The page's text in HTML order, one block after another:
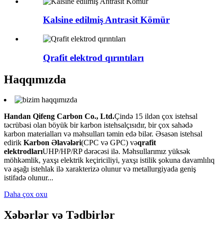
Kalsine edilmiş Antrasit Kömür
Qrafit elektrod qırıntıları
Haqqımızda
Handan Qifeng Carbon Co., Ltd.Çində 15 ildən çox istehsal
təcrübəsi olan böyük bir karbon istehsalçısıdır, bir çox sahədə
karbon materialları və məhsulları təmin edə bilər. Əsasən istehsal
edirik Karbon Əlavələri(CPC və GPC) vəqrafit
elektrodlarıUHP/HP/RP dərəcəsi ilə. Məhsullarımız yüksək
möhkəmlik, yaxşı elektrik keçiriciliyi, yaxşı istilik şokuna davamlılıq
və aşağı istehlak ilə xarakterizə olunur və metallurgiyada geniş
istifadə olunur...
Daha çox oxu
Xəbərlər və Tədbirlər